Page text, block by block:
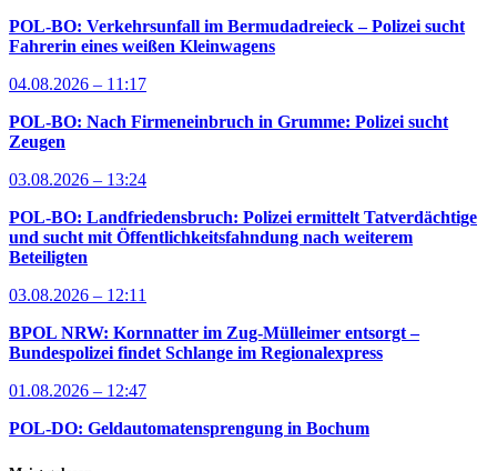
POL-BO: Verkehrsunfall im Bermudadreieck – Polizei sucht
Fahrerin eines weißen Kleinwagens
04.08.2026 – 11:17
POL-BO: Nach Firmeneinbruch in Grumme: Polizei sucht
Zeugen
03.08.2026 – 13:24
POL-BO: Landfriedensbruch: Polizei ermittelt Tatverdächtige
und sucht mit Öffentlichkeitsfahndung nach weiterem
Beteiligten
03.08.2026 – 12:11
BPOL NRW: Kornnatter im Zug-Mülleimer entsorgt –
Bundespolizei findet Schlange im Regionalexpress
01.08.2026 – 12:47
POL-DO: Geldautomatensprengung in Bochum